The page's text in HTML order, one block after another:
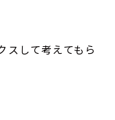
スして考えてもら